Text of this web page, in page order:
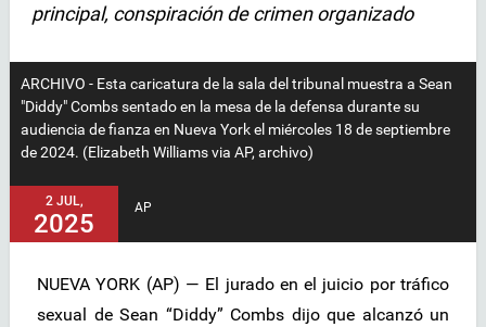
principal, conspiración de crimen organizado
ARCHIVO - Esta caricatura de la sala del tribunal muestra a Sean
"Diddy" Combs sentado en la mesa de la defensa durante su
audiencia de fianza en Nueva York el miércoles 18 de septiembre
de 2024. (Elizabeth Williams via AP, archivo)
2 JUL,
2025
AP
NUEVA YORK (AP) — El jurado en el juicio por tráfico
sexual de Sean “Diddy” Combs dijo que alcanzó un